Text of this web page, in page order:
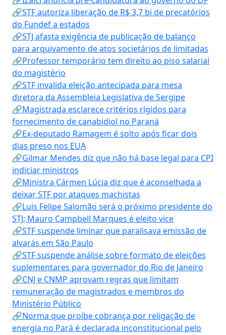
🔗STF autoriza liberação de R$ 3,7 bi de precatórios
do Fundef a estados
🔗STJ afasta exigência de publicação de balanço
para arquivamento de atos societários de limitadas
🔗Professor temporário tem direito ao piso salarial
do magistério
🔗STF invalida eleição antecipada para mesa
diretora da Assembleia Legislativa de Sergipe
🔗Magistrada esclarece critérios rígidos para
fornecimento de canabidiol no Paraná
🔗Ex-deputado Ramagem é solto após ficar dois
dias preso nos EUA
🔗Gilmar Mendes diz que não há base legal para CPI
indiciar ministros
🔗Ministra Cármen Lúcia diz que é aconselhada a
deixar STF por ataques machistas
🔗Luis Felipe Salomão será o próximo presidente do
STJ; Mauro Campbell Marques é eleito vice
🔗STF suspende liminar que paralisava emissão de
alvarás em São Paulo
🔗STF suspende análise sobre formato de eleições
suplementares para governador do Rio de Janeiro
🔗CNJ e CNMP aprovam regras que limitam
remuneração de magistrados e membros do
Ministério Público
🔗Norma que proíbe cobrança por religação de
energia no Pará é declarada inconstitucional pelo